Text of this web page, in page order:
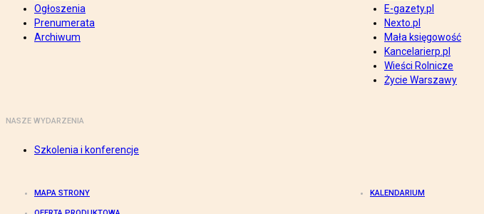
Ogłoszenia
Prenumerata
Archiwum
E-gazety.pl
Nexto.pl
Mała księgowość
Kancelarierp.pl
Wieści Rolnicze
Życie Warszawy
NASZE WYDARZENIA
Szkolenia i konferencje
MAPA STRONY KALENDARIUM